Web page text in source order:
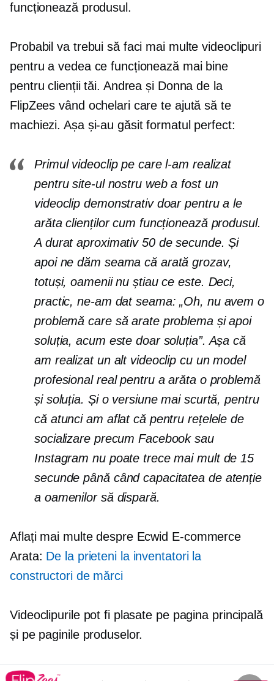
funcționează produsul.
Probabil va trebui să faci mai multe videoclipuri
pentru a vedea ce funcționează mai bine
pentru clienții tăi. Andrea și Donna de la
FlipZees vând ochelari care te ajută să te
machiezi. Așa și-au găsit formatul perfect:
Primul videoclip pe care l-am realizat
pentru site-ul nostru web a fost un
videoclip demonstrativ doar pentru a le
arăta clienților cum funcționează produsul.
A durat aproximativ 50 de secunde. Și
apoi ne dăm seama că arată grozav,
totuși, oamenii nu știau ce este. Deci,
practic, ne-am dat seama: „Oh, nu avem o
problemă care să arate problema și apoi
soluția, acum este doar soluția”. Așa că
am realizat un alt videoclip cu un model
profesional real pentru a arăta o problemă
și soluția. Și o versiune mai scurtă, pentru
că atunci am aflat că pentru rețelele de
socializare precum Facebook sau
Instagram nu poate trece mai mult de 15
secunde până când capacitatea de atenție
a oamenilor să dispară.
Aflați mai multe despre Ecwid E-commerce
Arata: De la prieteni la inventatori la
constructori de mărci
Videoclipurile pot fi plasate pe pagina principală
și pe paginile produselor.